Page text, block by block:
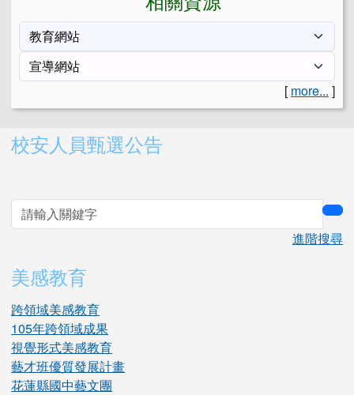
[ more... ]
右邊區域內容
校安人員甄選公告
進階搜尋
美感教育
跨領域美感教育
105年跨領域成果
視覺形式美感教育
藝才班優質發展計畫
花蓮縣國中藝文團